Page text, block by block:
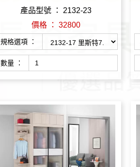
產品型號 ： 2132-23
價格 ： 32800
規格選項 ：
數量 ：